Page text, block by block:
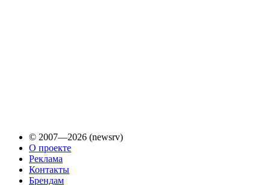
© 2007—2026 (newsrv)
О проекте
Реклама
Контакты
Брендам